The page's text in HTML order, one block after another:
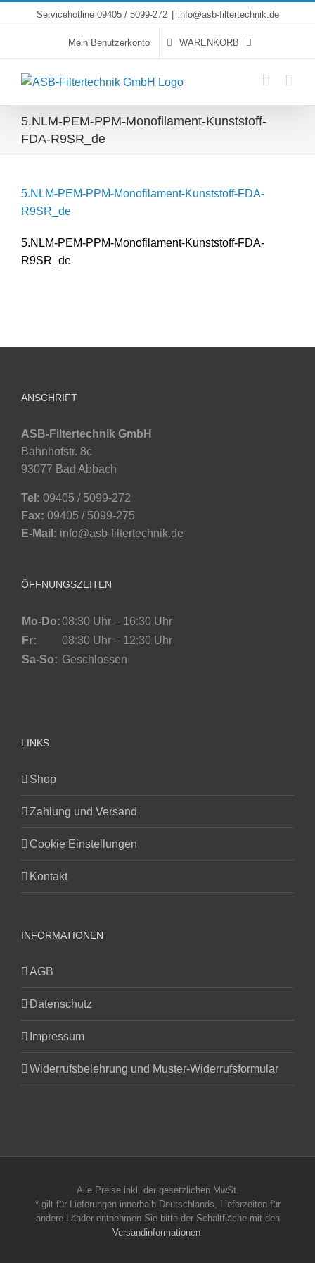
to
Servicehotline 09405 / 5099-272 info@asb-filtertechnik.de
Mein Benutzerkonto WARENKORB
5.NLM-PEM-PPM-Monofilament-Kunststoff-
FDA-R9SR_de
5.NLM-PEM-PPM-Monofilament-Kunststoff-FDA-
R9SR_de
5.NLM-PEM-PPM-Monofilament-Kunststoff-FDA-
R9SR_de
ANSCHRIFT
ASB-Filtertechnik GmbH
Bahnhofstr. 8c
93077 Bad Abbach
Tel: 09405 / 5099-272
Fax: 09405 / 5099-275
E-Mail: info@asb-filtertechnik.de
ÖFFNUNGSZEITEN
Mo-Do:08:30 Uhr – 16:30 Uhr
Fr:
08:30 Uhr – 12:30 Uhr
Sa-So: Geschlossen
LINKS
Shop
Zahlung und Versand
Cookie Einstellungen
Kontakt
INFORMATIONEN
AGB
Datenschutz
Impressum
Widerrufsbelehrung und Muster-Widerrufsformular
Alle Preise inkl. der gesetzlichen MwSt.
* gilt für Lieferungen innerhalb Deutschlands, Lieferzeiten für
andere Länder entnehmen Sie bitte der Schaltfläche mit den
Versandinformationen.